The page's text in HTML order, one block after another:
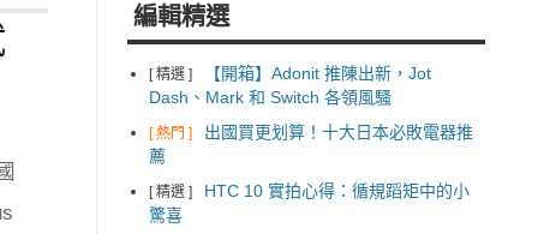
編輯精選
[ 精選 ]
【開箱】Adonit 推陳出新，Jot
Dash、Mark 和 Switch 各領風騷
[ 熱門 ]
出國買更划算！十大日本必敗電器推
薦
[ 精選 ]
HTC 10 實拍心得：循規蹈矩中的小
驚喜